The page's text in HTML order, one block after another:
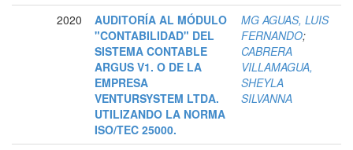
2020
AUDITORÍA AL MÓDULO
"CONTABILIDAD" DEL
SISTEMA CONTABLE
ARGUS V1. O DE LA
EMPRESA
VENTURSYSTEM LTDA.
UTILIZANDO LA NORMA
ISO/TEC 25000.
MG AGUAS, LUIS
FERNANDO;
CABRERA
VILLAMAGUA,
SHEYLA
SILVANNA